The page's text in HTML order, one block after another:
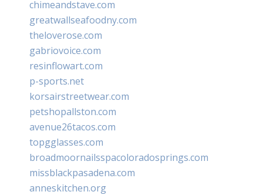
chimeandstave.com
greatwallseafoodny.com
theloverose.com
gabriovoice.com
resinflowart.com
p-sports.net
korsairstreetwear.com
petshopallston.com
avenue26tacos.com
topgglasses.com
broadmoornailsspacoloradosprings.com
missblackpasadena.com
anneskitchen.org